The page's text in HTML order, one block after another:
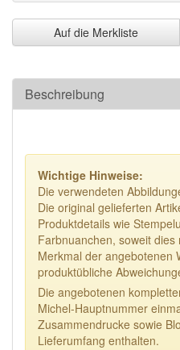
Auf die Merkliste
Beschreibung
Wichtige Hinweise:
Die verwendeten
Die original gelieferten
Produktdetails wie
Farbnuanchen, soweit
Merkmal der angebotenen
produktübliche
Die angebotenen
Michel-Hauptnummer
Zusammendrucke sowie
Lieferumfang enthalten.